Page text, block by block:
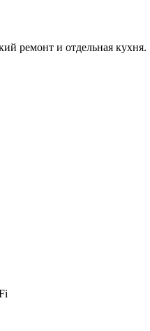
ремонт и отдельная кухня.